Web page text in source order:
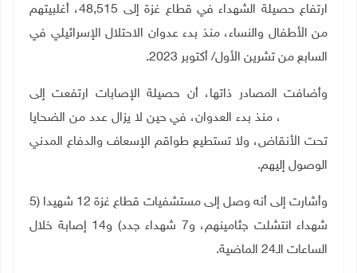
ارتفاع حصيلة الشهداء في قطاع غزة إلى 48,515، أغلبيتهم
من الأطفال والنساء، منذ بدء عدوان الاحتلال الإسرائيلي في
السابع من تشرين الأول/ أكتوبر 2023
.
وأضافت المصادر ذاتها، أن حصيلة الإصابات ارتفعت إلى
111,941، منذ بدء العدوان، في حين لا يزال عدد من الضحايا
تحت الأنقاض، ولا تستطيع طواقم الإسعاف والدفاع المدني
الوصول إليهم.
وأشارت إلى أنه وصل إلى مستشفيات قطاع غزة 12 شهيدا (5
شهداء انتشلت جثامينهم، و7 شهداء جدد) و14 إصابة خلال
الساعات الـ24 الماضية
.